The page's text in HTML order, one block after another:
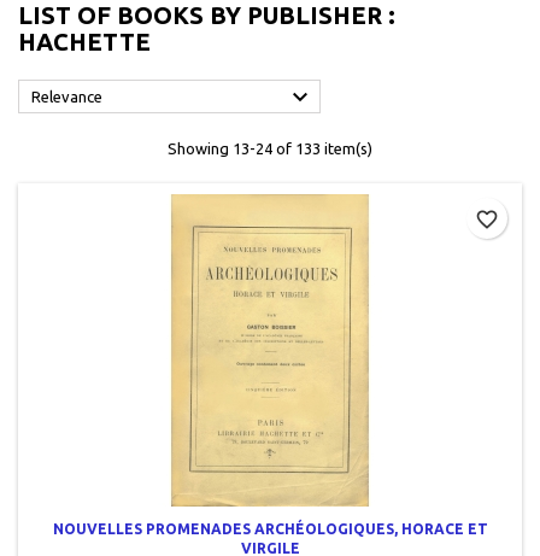
LIST OF BOOKS BY PUBLISHER :
HACHETTE
Relevance 
Showing 13-24 of 133 item(s)
NOUVELLES PROMENADES ARCHÉOLOGIQUES, HORACE ET
VIRGILE
favorite_border